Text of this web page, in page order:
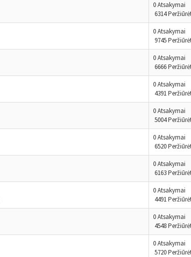
0 Atsakymai
6314
0 Atsakymai
9745
0 Atsakymai
6666
0 Atsakymai
4391
0 Atsakymai
5004
0 Atsakymai
6520
0 Atsakymai
6163
0 Atsakymai
4491
0 Atsakymai
4548
0 Atsakymai
5720